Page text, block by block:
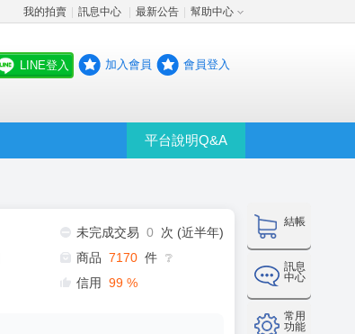
我的拍賣 訊息中心 最新公告 幫助中心
LINE登入 加入會員 會員登入
平台說明Q&A
結帳
訊息
中心
常用
功能
未完成交易 0
次 (近半年)
商品 7170 件 ❔
信用 99 %